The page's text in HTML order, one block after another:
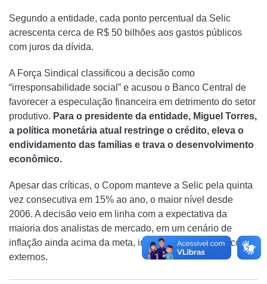
Segundo a entidade, cada ponto percentual da Selic
acrescenta cerca de R$ 50 bilhões aos gastos públicos
com juros da dívida.
A Força Sindical classificou a decisão como
“irresponsabilidade social” e acusou o Banco Central de
favorecer a especulação financeira em detrimento do setor
produtivo. Para o presidente da entidade, Miguel Torres,
a política monetária atual restringe o crédito, eleva o
endividamento das famílias e trava o desenvolvimento
econômico.
Apesar das críticas, o Copom manteve a Selic pela quinta
vez consecutiva em 15% ao ano, o maior nível desde
2006. A decisão veio em linha com a expectativa da
maioria dos analistas de mercado, em um cenário de
inflação ainda acima da meta, incertezas fiscais e riscos
externos.